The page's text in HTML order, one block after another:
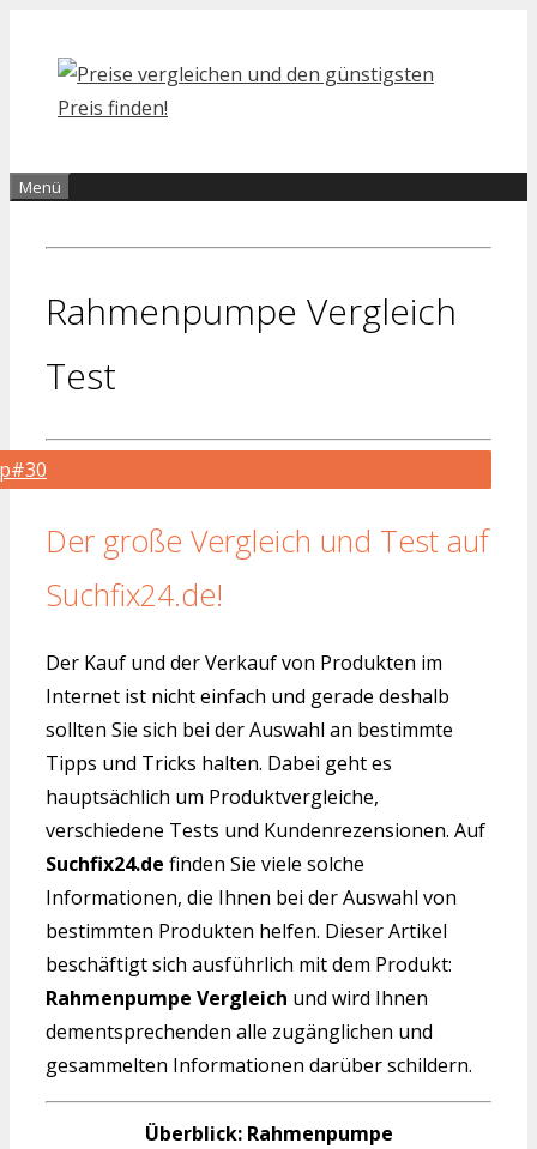
Inhalt
springen
Menü
Rahmenpumpe Vergleich
Test
Der große Vergleich und Test auf
Suchfix24.de!
Der Kauf und der Verkauf von Produkten im
Internet ist nicht einfach und gerade deshalb
sollten Sie sich bei der Auswahl an bestimmte
Tipps und Tricks halten. Dabei geht es
hauptsächlich um Produktvergleiche,
verschiedene Tests und Kundenrezensionen. Auf
Suchfix24.de finden Sie viele solche
Informationen, die Ihnen bei der Auswahl von
bestimmten Produkten helfen. Dieser Artikel
beschäftigt sich ausführlich mit dem Produkt:
Rahmenpumpe Vergleich und wird Ihnen
dementsprechenden alle zugänglichen und
gesammelten Informationen darüber schildern.
Überblick: Rahmenpumpe